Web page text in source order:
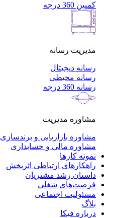
کمپین 360 درجه
مدیریت رسانه
رسانه دیجیتال
رسانه محیطی
رسانه 360 درجه
مشاوره مدیریت
مشاوره بازاریابی و برندسازی
مشاوره مالی و حسابداری
نمونه کارها
راهکارهای ارتباطی اثربخش
داستان رشد مشتریان
فرصت‌های شغلی
مسئولیت اجتماعی
بلاگ
درباره فیکا